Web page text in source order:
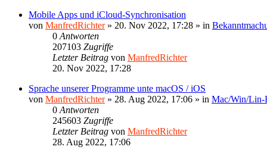
Mobile Apps und iCloud-Synchronisation
von ManfredRichter» 20. Nov 2022, 17:28 » in
0 Antworten
207103 Zugriffe
Letzter Beitrag von ManfredRichter
20. Nov 2022, 17:28
Sprache unserer Programme unte macOS / iOS
von ManfredRichter» 28. Aug 2022, 17:06 » in Mac/Win/Lin-
0 Antworten
245603 Zugriffe
Letzter Beitrag von ManfredRichter
28. Aug 2022, 17:06